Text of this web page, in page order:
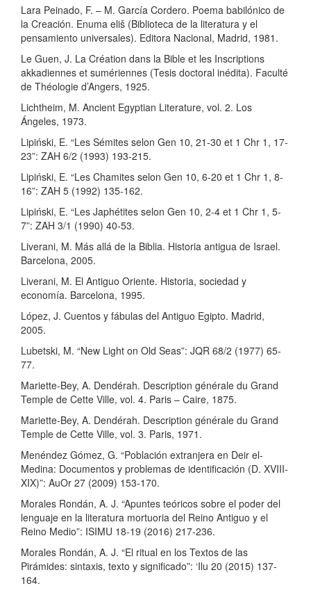
Lara Peinado, F. – M. García Cordero. Poema babilónico de
la Creación. Enuma eliš (Biblioteca de la literatura y el
pensamiento universales). Editora Nacional, Madrid, 1981.
Le Guen, J. La Création dans la Bible et les Inscriptions
akkadiennes et sumériennes (Tesis doctoral inédita). Faculté
de Théologie d’Angers, 1925.
Lichtheim, M. Ancient Egyptian Literature, vol. 2. Los
Ángeles, 1973.
Lipiński, E. “Les Sémites selon Gen 10, 21-30 et 1 Chr 1, 17-
23”: ZAH 6/2 (1993) 193-215.
Lipiński, E. “Les Chamites selon Gen 10, 6-20 et 1 Chr 1, 8-
16”: ZAH 5 (1992) 135-162.
Lipiński, E. “Les Japhétites selon Gen 10, 2-4 et 1 Chr 1, 5-
7”: ZAH 3/1 (1990) 40-53.
Liverani, M. Más allá de la Biblia. Historia antigua de Israel.
Barcelona, 2005.
Liverani, M. El Antiguo Oriente. Historia, sociedad y
economía. Barcelona, 1995.
López, J. Cuentos y fábulas del Antiguo Egipto. Madrid,
2005.
Lubetski, M. “New Light on Old Seas”: JQR 68/2 (1977) 65-
77.
Mariette-Bey, A. Dendérah. Description générale du Grand
Temple de Cette Ville, vol. 4. Paris – Caire, 1875.
Mariette-Bey, A. Dendérah. Description générale du Grand
Temple de Cette Ville, vol. 3. Paris, 1971.
Menéndez Gómez, G. “Población extranjera en Deir el-
Medina: Documentos y problemas de identificación (D. XVIII-
XIX)”: AuOr 27 (2009) 153-170.
Morales Rondán, A. J. “Apuntes teóricos sobre el poder del
lenguaje en la literatura mortuoria del Reino Antiguo y el
Reino Medio”: ISIMU 18-19 (2016) 217-236.
Morales Rondán, A. J. “El ritual en los Textos de las
Pirámides: sintaxis, texto y significado”: ‘Ilu 20 (2015) 137-
164.